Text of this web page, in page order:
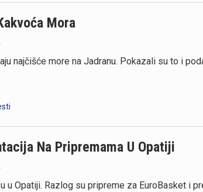
Mora
najčišće more na Jadranu. Pokazali su to i
Na Pripremama U Opatiji
u Opatiji. Razlog su pripreme za EuroBasket i